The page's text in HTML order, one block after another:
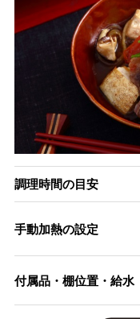
調理時間の目安
手動加熱の設定
付属品・棚位置・給水